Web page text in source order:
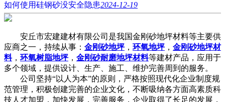
如何使用硅钢砂没安全隐患2024-12-19
安丘市宏建建材有限公司是我国金刚砂地坪材料等主要供
应商之一，持续从事： 金刚砂地坪， 环氧地坪， 金刚砂地坪材
料， 环氧树脂地坪， 金刚砂耐磨地坪材料等建材产品，应用于
多个领域，提供设计、生产、施工、维护完善周到的服务。
公司坚持“以人为本”的原则，严格按照现代化企业制度规
范管理，积极创建完善的企业文化，不断吸纳各方面高素质科
技人才加盟，加快发展，完善服务，企业取得了长足的发展，